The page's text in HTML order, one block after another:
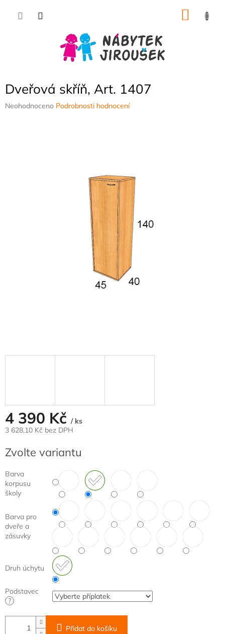
Dveřová skříň, Art. 1407
Průměrné
Neohodnoceno Podrobnosti hodnocení
4 390 Kč / ks
3 628,10 Kč bez DPH
cena:
Zvolte variantu
Barva
korpusu
školy
Barva pro
dveře a
zásuvky
Druh úchytu
Podstavec
?
Přidat do košíku